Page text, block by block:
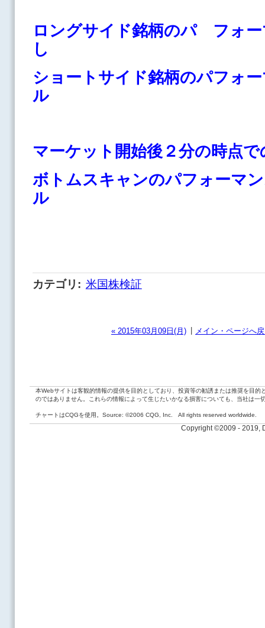
ロングサイド銘柄のパ フォ
し
ショートサイド銘柄のパフォ
ル
マーケット開始後２分の時点で
ボトムスキャンのパフォーマ
ル
カテゴリ : 米国株検証
« 2015年03月09日(月) メイン・ページへ
本Webサイトは客観的情報の提供を目的としており、投資等の勧誘または推奨を目
のではありません。これらの情報によって生じたいかなる損害についても、当社は一
チャートはCQGを使用。Source: ©2006 CQG, Inc. All rights reserved worldwide.
Copyright ©2009 - 2019,